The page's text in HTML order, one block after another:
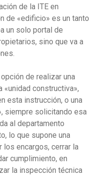
de la ITE en
de «edificio» es un tanto
un solo portal de
sino que va a
de realizar una
«unidad constructiva»,
esta instrucción, o una
siempre solicitando esa
al departamento
lo que supone una
los encargos, cerrar la
cumplimiento, en
la inspección técnica